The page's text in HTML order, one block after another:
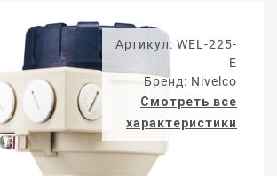
Артикул: WEL-225-
E
Бренд: Nivelco
Смотреть все
характеристики